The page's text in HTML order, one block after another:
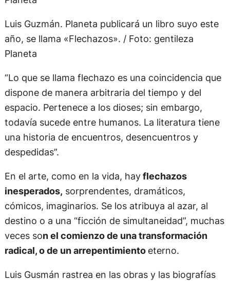
Luis Guzmán. Planeta publicará un libro suyo este
año, se llama «Flechazos». / Foto: gentileza
Planeta
“Lo que se llama flechazo es una coincidencia que
dispone de manera arbitraria del tiempo y del
espacio. Pertenece a los dioses; sin embargo,
todavía sucede entre humanos. La literatura tiene
una historia de encuentros, desencuentros y
despedidas”.
En el arte, como en la vida, hayflechazos
inesperados, sorprendentes, dramáticos,
cómicos, imaginarios. Se los atribuya al azar, al
destino o a una “ficción de simultaneidad”, muchas
veces son el comienzo de una transformación
radical, o de un arrepentimiento eterno.
Luis Gusmán rastrea en las obras y las biografías